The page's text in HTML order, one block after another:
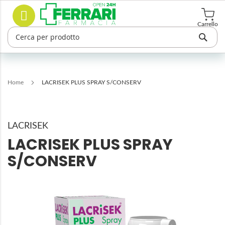
Salta
contenuto
Carrello
Cerca
Home LACRISEK PLUS SPRAY S/CONSERV
LACRISEK
LACRISEK PLUS SPRAY
S/CONSERV